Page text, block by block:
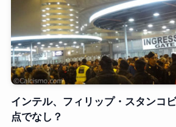
インテル、フィリップ・スタンコ
点でなし？